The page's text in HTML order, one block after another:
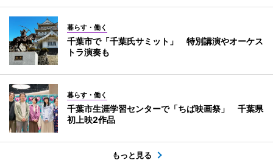
暮らす・働く
千葉市で「千葉氏サミット」 特別講演やオーケス
トラ演奏も
暮らす・働く
千葉市生涯学習センターで「ちば映画祭」 千葉県
初上映2作品
もっと見る